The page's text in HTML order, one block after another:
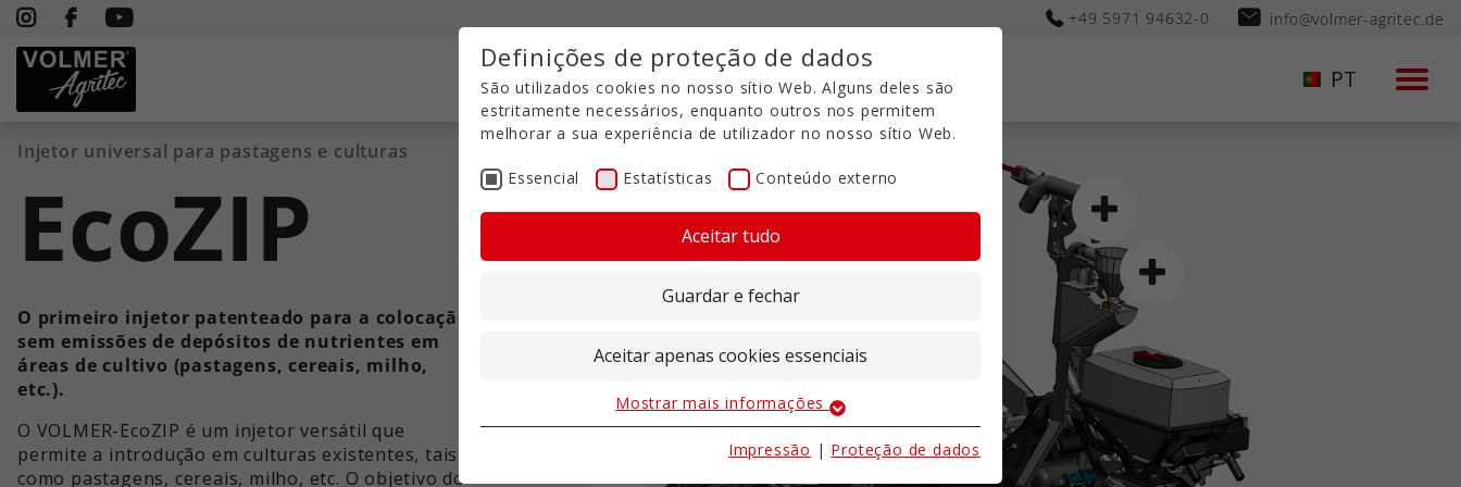
+49 5971 94632-0 info@volmer-agritec.de
PT
Injetor universal para pastagens e culturas
EcoZIP
O primeiro injetor patenteado para a colocação
sem emissões de depósitos de nutrientes em
áreas de cultivo (pastagens, cereais, milho,
etc.).
O VOLMER-EcoZIP é um injetor versátil que
permite a introdução em culturas existentes, tais
como pastagens, cereais, milho, etc. O objetivo do
Definições de proteção de dados
São utilizados cookies no nosso sítio Web. Alguns deles são
estritamente necessários, enquanto outros nos permitem
melhorar a sua experiência de utilizador no nosso sítio Web.
Essencial Estatísticas Conteúdo externo
Aceitar tudo
Guardar e fechar
Aceitar apenas cookies essenciais
Os cookies essenciais são necessários para as funções
Mostrar mais informações
Impressão | Proteção de dados